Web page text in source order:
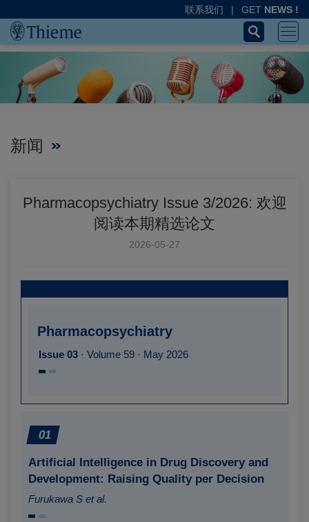
联系我们 | GET NEWS !
新闻
Pharmacopsychiatry Issue 3/2026: 欢迎
阅读本期精选论文
2026-05-27
Pharmacopsychiatry
Issue 03 · Volume 59 · May 2026
01
Artificial Intelligence in Drug Discovery and
Development: Raising Quality per Decision
Furukawa S et al.